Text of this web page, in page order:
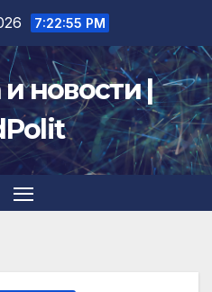
7:22:56 PM
новости |